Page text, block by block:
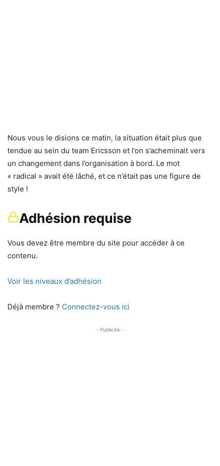
Nous vous le disions ce matin, la situation était plus que
tendue au sein du team Ericsson et l’on s’acheminait vers
un changement dans l’organisation à bord. Le mot
« radical » avait été lâché, et ce n’était pas une figure de
style !
Adhésion requise
Vous devez être membre du site pour accéder à ce
contenu.
Voir les niveaux d’adhésion
Déjà membre ? Connectez-vous ici
- Publicité -